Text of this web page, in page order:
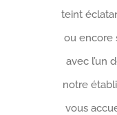
teint
ou encore
avec l’un
notre
vous